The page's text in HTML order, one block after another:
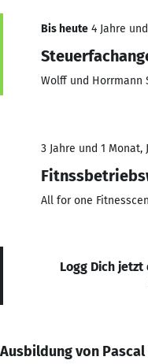
Bis heute 4 Jahre
Wolff und Horrmann
3 Jahre und 1 Monat,
All for one
Logg Dich
Ausbildung von